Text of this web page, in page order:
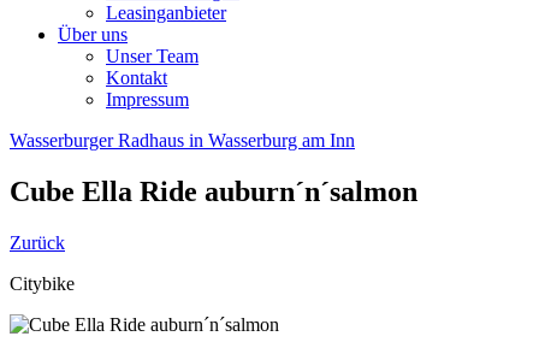
Leasinganbieter
Über uns
Unser Team
Kontakt
Impressum
Wasserburger Radhaus in Wasserburg am Inn
Cube Ella Ride auburn´n´salmon
Zurück
Citybike